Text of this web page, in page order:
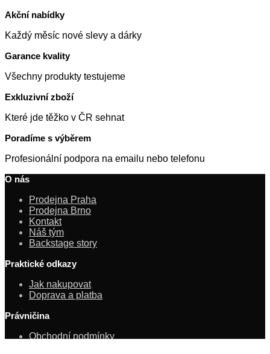
Akční nabídky
Každý měsíc nové slevy a dárky
Garance kvality
Všechny produkty testujeme
Exkluzivní zboží
Které jde těžko v ČR sehnat
Poradíme s výběrem
Profesionální podpora na emailu nebo telefonu
O nás
Prodejna Praha
Prodejna Brno
Kontakt
Náš tým
Backstage story
Praktické odkazy
Jak nakupovat
Doprava a platba
Právničina
Obchodní podmínky